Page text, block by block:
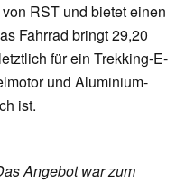
RST und bietet einen
Fahrrad bringt 29,20
für ein Trekking-E-
und Aluminium-
ist.
Angebot war zum